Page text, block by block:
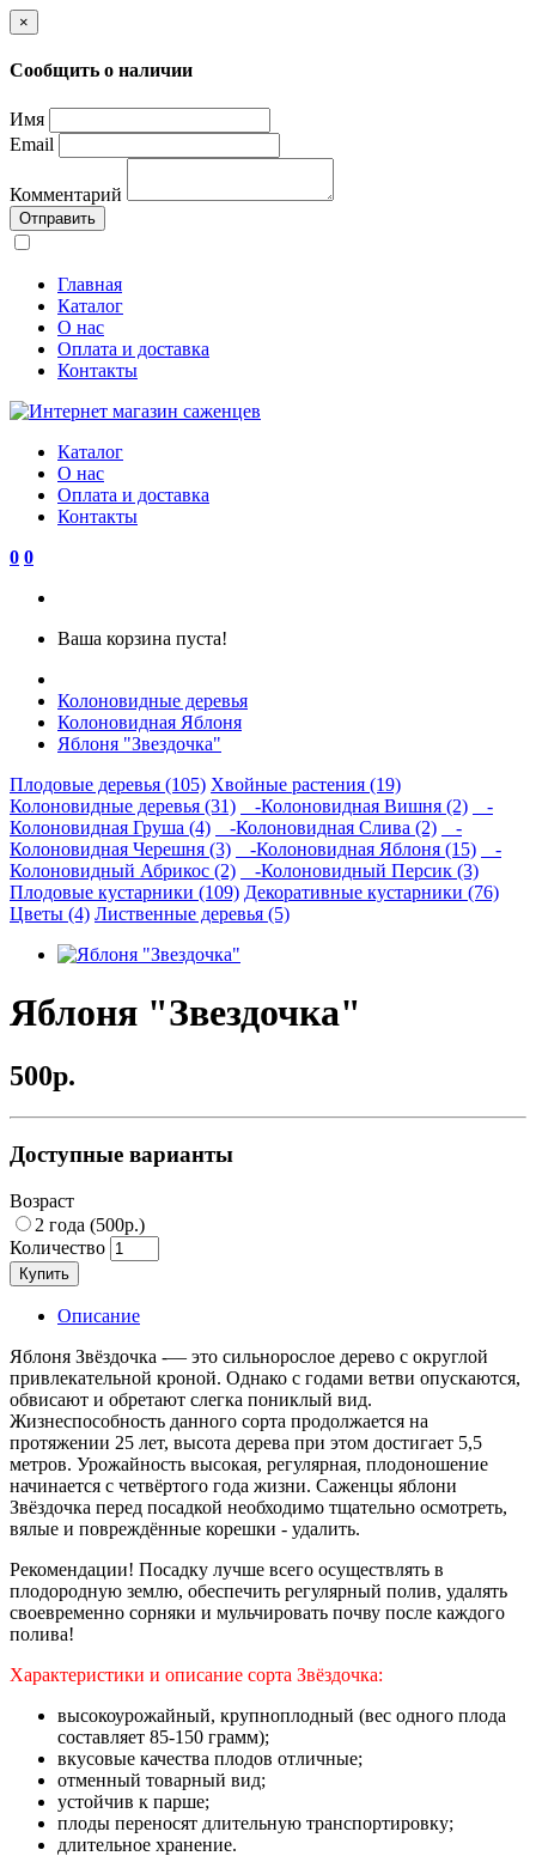
×
Сообщить о наличии
Имя
Email
Комментарий
Отправить
Главная
Каталог
О нас
Оплата и доставка
Контакты
Каталог
О нас
Оплата и доставка
Контакты
0 0
Ваша корзина пуста!
Колоновидные деревья
Колоновидная Яблоня
Яблоня "Звездочка"
Плодовые деревья (105) Хвойные растения (19)
Колоновидные деревья (31)
-Колоновидная Вишня (2)
-
Колоновидная Груша (4)
-Колоновидная Слива (2)
-
Колоновидная Черешня (3)
-Колоновидная Яблоня (15)
-
Колоновидный Абрикос (2)
-Колоновидный Персик (3)
Плодовые кустарники (109) Декоративные кустарники (76)
Цветы (4) Лиственные деревья (5)
Яблоня "Звездочка"
500р.
Доступные варианты
Возраст
2 года (500р.)
Количество
Купить
Описание
Яблоня Звёздочка -— это сильнорослое дерево с округлой
привлекательной кроной. Однако с годами ветви опускаются,
обвисают и обретают слегка пониклый вид.
Жизнеспособность данного сорта продолжается на
протяжении 25 лет, высота дерева при этом достигает 5,5
метров. Урожайность высокая, регулярная, плодоношение
начинается с четвёртого года жизни. Саженцы яблони
Звёздочка перед посадкой необходимо тщательно осмотреть,
вялые и повреждённые корешки - удалить.
Рекомендации! Посадку лучше всего осуществлять в
плодородную землю, обеспечить регулярный полив, удалять
своевременно сорняки и мульчировать почву после каждого
полива!
Характеристики и описание сорта Звёздочка:
высокоурожайный, крупноплодный (вес одного плода
составляет 85-150 грамм);
вкусовые качества плодов отличные;
отменный товарный вид;
устойчив к парше;
плоды переносят длительную транспортировку;
длительное хранение.